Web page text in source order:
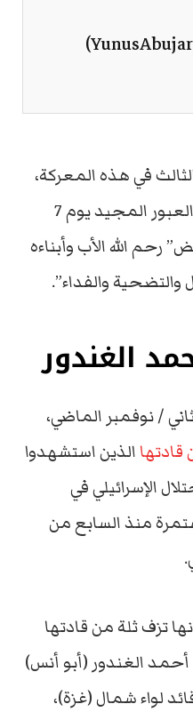
في هذه المعركة،
أخواه استشهدا في معركة العبور المجيد يوم 7
رحم الله الأب وأبناءه
والتضحية والفداء”.
الغندور
الذين استشهدوا
الإسرائيلي في
منذ السابع من
تزف ثلة من قادتها
أحمد الغندور (أبو أنس)
لواء شمال (غزة)،